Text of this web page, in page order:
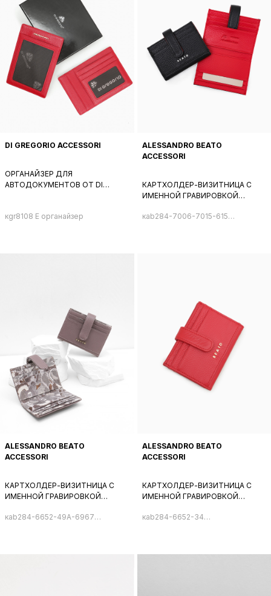
DI GREGORIO ACCESSORI
ОРГАНАЙЗЕР ДЛЯ
АВТОДОКУМЕНТОВ ОТ DI
кgr8108 E органайзер
ALESSANDRO BEATO
ACCESSORI
КАРТХОЛДЕР-ВИЗИТНИЦА С
ИМЕННОЙ ГРАВИРОВКОЙ
НАТУРАЛЬНОЙ КОЖИ ЧЕРНОГО
кab284-7006-7015-615
ALESSANDRO BEATO
ACCESSORI
КАРТХОЛДЕР-ВИЗИТНИЦА С
ИМЕННОЙ ГРАВИРОВКОЙ
НАТУРАЛЬНОЙ КОЖИ
кab284-6652-49A-6967
ALESSANDRO BEATO
ACCESSORI
КАРТХОЛДЕР-ВИЗИТНИЦА С
ИМЕННОЙ ГРАВИРОВКОЙ
НАТУРАЛЬНОЙ КОЖИ КРАСНОГО
кab284-6652-34